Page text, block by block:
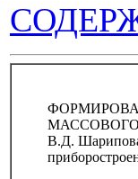
В.Д. Шарипова